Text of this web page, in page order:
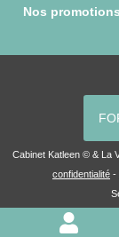
Nos
Cabinet Katleen © & La
confidentialité -